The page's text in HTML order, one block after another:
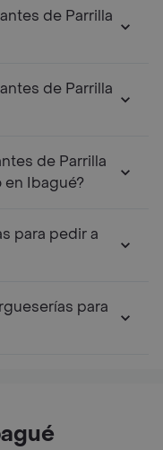
de Parrilla
de Parrilla
de Parrilla
Ibagué?
para pedir a
para